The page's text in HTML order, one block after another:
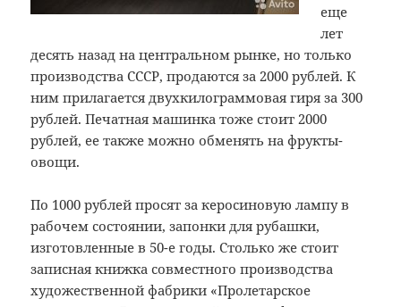
еще
лет
десять назад на центральном рынке, но только
производства СССР, продаются за 2000 рублей. К
ним прилагается двухкилограммовая гиря за 300
рублей. Печатная машинка тоже стоит 2000
рублей, ее также можно обменять на фрукты-
овощи.
По 1000 рублей просят за керосиновую лампу в
рабочем состоянии, запонки для рубашки,
изготовленные в 50-е годы. Столько же стоит
записная книжка совместного производства
художественной фабрики «Пролетарское